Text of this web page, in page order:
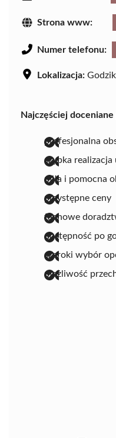
Strona www:
Numer telefonu:
Lokalizacja:
Najczęściej
profesjonalna
szybka realizacja
miła i pomocna
przystępne ceny
fachowe
dostępność po
szeroki wybór
możliwość